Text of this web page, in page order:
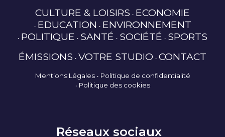
CULTURE & LOISIRS ECONOMIE
EDUCATION ENVIRONNEMENT
POLITIQUE SANTÉ SOCIÉTÉ SPORTS
ÉMISSIONS VOTRE STUDIO CONTACT
Mentions Légales
Politique de confidentialité
Politique des cookies
Réseaux sociaux